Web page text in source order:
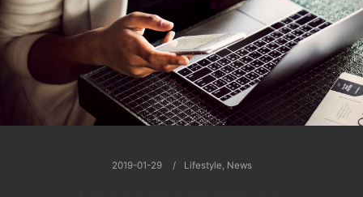
2019-01-29 Lifestyle, News